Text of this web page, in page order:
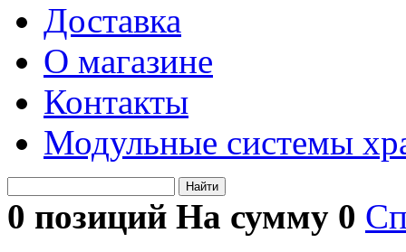
Доставка
О магазине
Контакты
Модульные системы
Найти
0 позиций На сумму 0